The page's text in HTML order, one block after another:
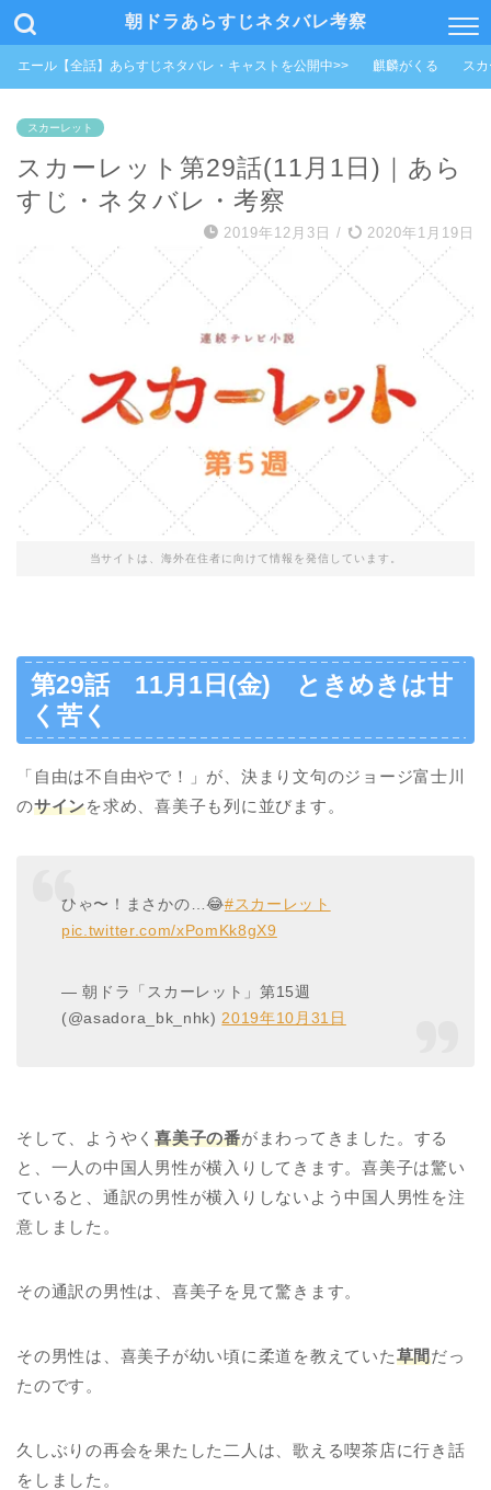
朝ドラあらすじネタバレ考察
エール【全話】あらすじネタバレ・キャストを公開中>> 麒麟がくる ス
スカーレット
スカーレット第29話(11月1日)｜あら
すじ・ネタバレ・考察
2019年12月3日 / 2020年1月19日
当サイトは、海外在住者に向けて情報を発信しています。
第29話 11月1日(金) ときめきは甘
く苦く
「自由は不自由やで！」が、決まり文句のジョージ富士川
のサインを求め、喜美子も列に並びます。
ひゃ〜！まさかの…😂#スカーレット
pic.twitter.com/xPomKk8gX9
— 朝ドラ「スカーレット」第15週
(@asadora_bk_nhk) 2019年10月31日
そして、ようやく喜美子の番がまわってきました。する
と、一人の中国人男性が横入りしてきます。喜美子は驚い
ていると、通訳の男性が横入りしないよう中国人男性を注
意しました。
その通訳の男性は、喜美子を見て驚きます。
その男性は、喜美子が幼い頃に柔道を教えていた草間だっ
たのです。
久しぶりの再会を果たした二人は、歌える喫茶店に行き話
をしました。